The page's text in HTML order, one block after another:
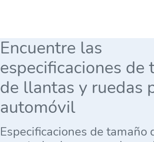
Encuentre las
especificaciones de
de llantas y ruedas
automóvil
Especificaciones de tamaño